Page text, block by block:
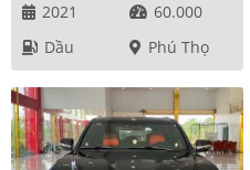
2021
60.000
Dầu
Phú Thọ